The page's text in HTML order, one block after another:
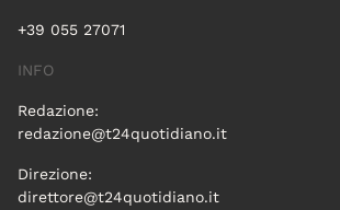
+39 055 27071
INFO
Redazione:
redazione@t24quotidiano.it
Direzione:
direttore@t24quotidiano.it